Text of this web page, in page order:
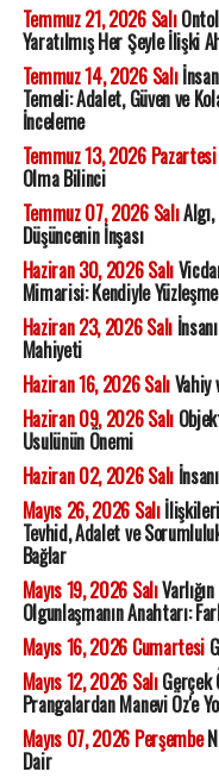
Temmuz 21, 2026 Salı
Yaratılmış Her Şeyle İlişki
Temmuz 14, 2026 Salı
Temeli: Adalet, Güven ve
İnceleme
Temmuz 13, 2026 Pazartesi
Olma Bilinci
Temmuz 07, 2026 SalıAlgı,
Düşüncenin İnşası
Haziran 30, 2026 Salı
Mimarisi: Kendiyle
Haziran 23, 2026 Salı
Mahiyeti
Haziran 16, 2026 SalıVahiy
Haziran 09, 2026 Salı
Usulünün Önemi
Haziran 02, 2026 Salı
Mayıs 26, 2026 Salı
Tevhid, Adalet ve
Bağlar
Mayıs 19, 2026 Salı
Olgunlaşmanın Anahtarı:
Mayıs 16, 2026 Cumartesi
Mayıs 12, 2026 SalıGerçek
Prangalardan Manevi Öz'e
Mayıs 07, 2026 Perşembe
Dair